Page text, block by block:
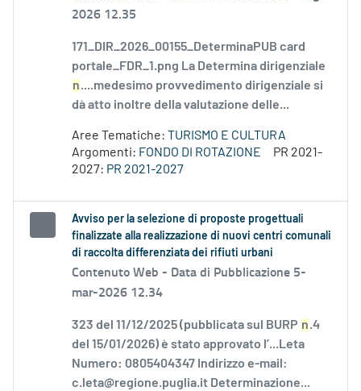
2026 12.35
171_DIR_2026_00155_DeterminaPUB card
portale_FDR_1.png La Determina dirigenziale
n....medesimo provvedimento dirigenziale si
dà atto inoltre della valutazione delle...
Aree Tematiche: TURISMO E CULTURA
Argomenti: FONDO DI ROTAZIONE
PR 2021-
2027: PR 2021-2027
Avviso per la selezione di proposte progettuali
finalizzate alla realizzazione di nuovi centri comunali
di raccolta differenziata dei rifiuti urbani
Contenuto Web - Data di Pubblicazione 5-
mar-2026 12.34
323 del 11/12/2025 (pubblicata sul BURP n.4
del 15/01/2026) è stato approvato l’...Leta
Numero: 0805404347 Indirizzo e-mail:
c.leta@regione.puglia.it Determinazione...